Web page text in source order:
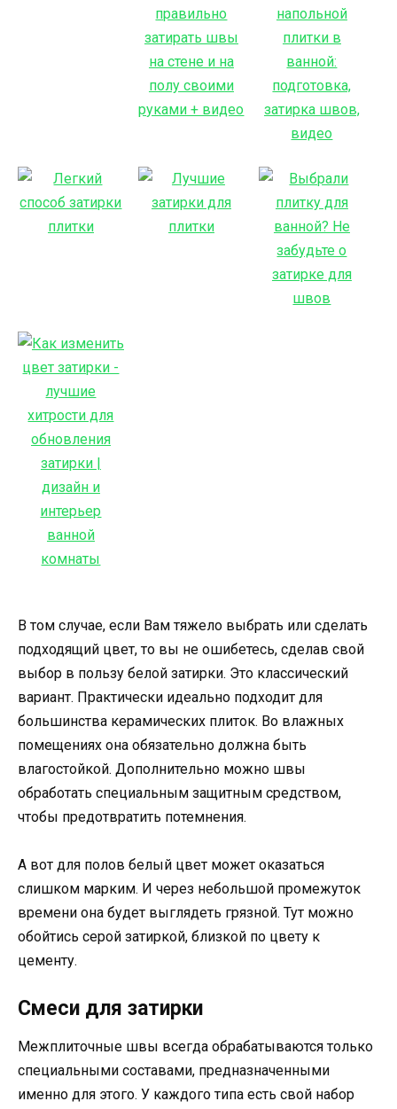
В том случае, если Вам тяжело выбрать или сделать
подходящий цвет, то вы не ошибетесь, сделав свой
выбор в пользу белой затирки. Это классический
вариант. Практически идеально подходит для
большинства керамических плиток. Во влажных
помещениях она обязательно должна быть
влагостойкой. Дополнительно можно швы
обработать специальным защитным средством,
чтобы предотвратить потемнения.
А вот для полов белый цвет может оказаться
слишком марким. И через небольшой промежуток
времени она будет выглядеть грязной. Тут можно
обойтись серой затиркой, близкой по цвету к
цементу.
Смеси для затирки
Межплиточные швы всегда обрабатываются только
специальными составами, предназначенными
именно для этого. У каждого типа есть свой набор